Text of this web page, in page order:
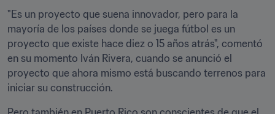
"Es un proyecto que suena innovador, pero para la
mayoría de los países donde se juega fútbol es un
proyecto que existe hace diez o 15 años atrás", comentó
en su momento Iván Rivera, cuando se anunció el
proyecto que ahora mismo está buscando terrenos para
iniciar su construcción.